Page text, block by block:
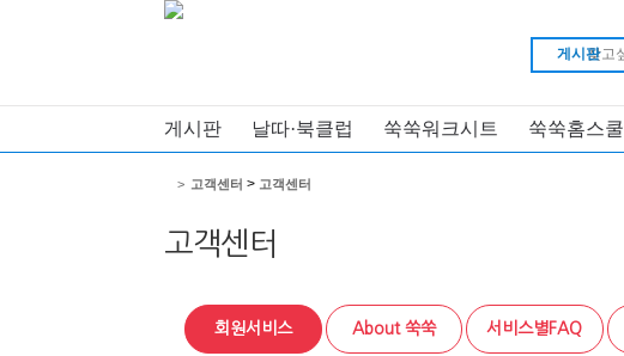
게시판
게시판 날따·북클럽 쑥쑥워크시트 쑥쑥홈스쿨
고객센터
> 고객센터 > 고객센터
회원서비스 About 쑥쑥 서비스별FAQ